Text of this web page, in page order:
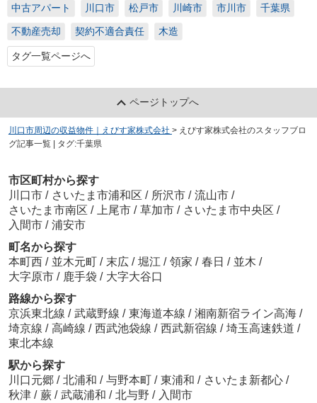
中古アパート 川口市 松戸市 川崎市 市川市 千葉県
不動産売却 契約不適合責任 木造
タグ一覧ページへ
ページトップへ
川口市周辺の収益物件｜えびす家株式会社 > えびす家株式会社のスタッフブロ
グ記事一覧 | タグ:千葉県
市区町村から探す
川口市 / さいたま市浦和区 / 所沢市 / 流山市 /
さいたま市南区 / 上尾市 / 草加市 / さいたま市中央区 /
入間市 / 浦安市
町名から探す
本町西 / 並木元町 / 末広 / 堀江 / 領家 / 春日 / 並木 /
大字原市 / 鹿手袋 / 大字大谷口
路線から探す
京浜東北線 / 武蔵野線 / 東海道本線 / 湘南新宿ライン高海 /
埼京線 / 高崎線 / 西武池袋線 / 西武新宿線 / 埼玉高速鉄道 /
東北本線
駅から探す
川口元郷 / 北浦和 / 与野本町 / 東浦和 / さいたま新都心 /
秋津 / 蕨 / 武蔵浦和 / 北与野 / 入間市